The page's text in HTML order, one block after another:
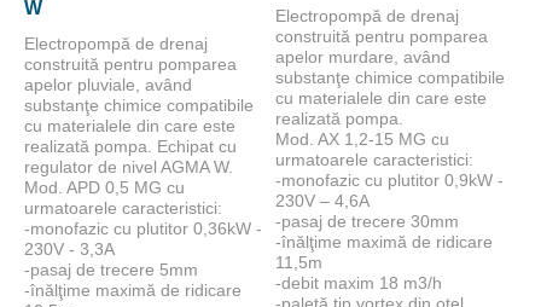
Plutitoare
W
Electropompă de drenaj
construită pentru pomparea
apelor pluviale, având
substanţe chimice compatibile
cu materialele din care este
realizată pompa. Echipat cu
regulator de nivel AGMA W.
Mod. APD 0,5 MG cu
urmatoarele caracteristici:
-monofazic cu plutitor 0,36kW -
230V - 3,3A
-pasaj de trecere 5mm
-înălţime maximă de ridicare
Electropompă de drenaj
construită pentru pomparea
apelor murdare, având
substanţe chimice compatibile
cu materialele din care este
realizată pompa.
Mod. AX 1,2-15 MG cu
urmatoarele caracteristici:
-monofazic cu plutitor 0,9kW -
230V – 4,6A
-pasaj de trecere 30mm
-înălţime maximă de ridicare
11,5m
-debit maxim 18 m3/h